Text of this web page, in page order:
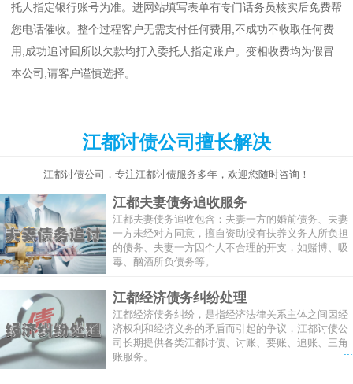
托人指定银行账号为准。进网站填写表单有专门话务员核实后免费帮
您电话催收。整个过程客户无需支付任何费用,不成功不收取任何费
用,成功追讨回所以欠款均打入委托人指定账户。变相收费均为假冒
本公司,请客户谨慎选择。
江都讨债公司擅长解决
江都讨债公司，专注江都讨债服务多年，欢迎您随时咨询！
江都夫妻债务追收服务
江都夫妻债务追收包含：夫妻一方的婚前债务、夫妻
一方未经对方同意，擅自资助没有扶养义务人所负担
的债务、夫妻一方因个人不合理的开支，如赌博、吸
毒、酗酒所负债务等。
江都经济债务纠纷处理
江都经济债务纠纷，是指经济法律关系主体之间因经
济权利和经济义务的矛盾而引起的争议，江都讨债公
司长期提供各类江都讨债、讨账、要账、追账、三角
账服务。
...